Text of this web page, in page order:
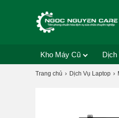
Kho Máy Cũ Dịch
Trang chủ Dịch Vụ Laptop